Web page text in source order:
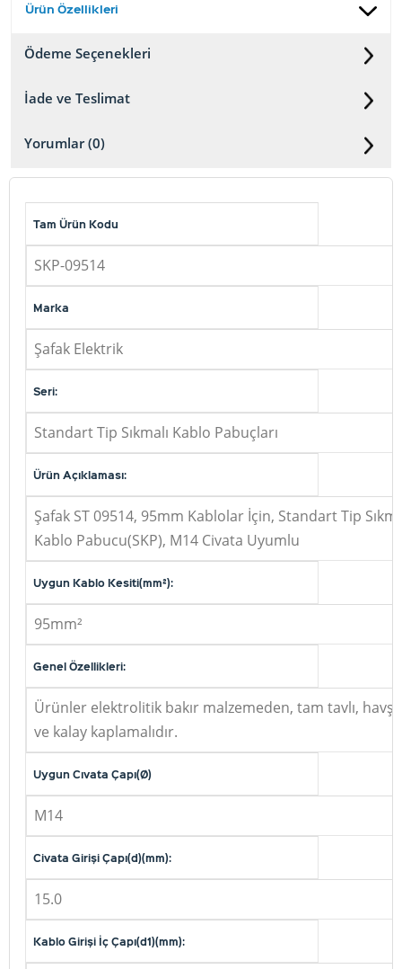
Ürün Özellikleri
Ödeme Seçenekleri
İade ve Teslimat
Yorumlar (0)
Tam Ürün Kodu
SKP-09514
Marka
Şafak Elektrik
Seri:
Standart Tip Sıkmalı Kablo Pabuçları
Ürün Açıklaması:
Şafak ST 09514, 95mm Kablolar İçin, Standart Tip
Kablo Pabucu(SKP), M14 Civata Uyumlu
Uygun Kablo Kesiti(mm²):
95mm²
Genel Özellikleri:
Ürünler elektrolitik bakır malzemeden, tam tavlı,
ve kalay kaplamalıdır.
Uygun Cıvata Çapı(Ø)
M14
Civata Girişi Çapı(d)(mm):
15.0
Kablo Girişi İç Çapı(d1)(mm):